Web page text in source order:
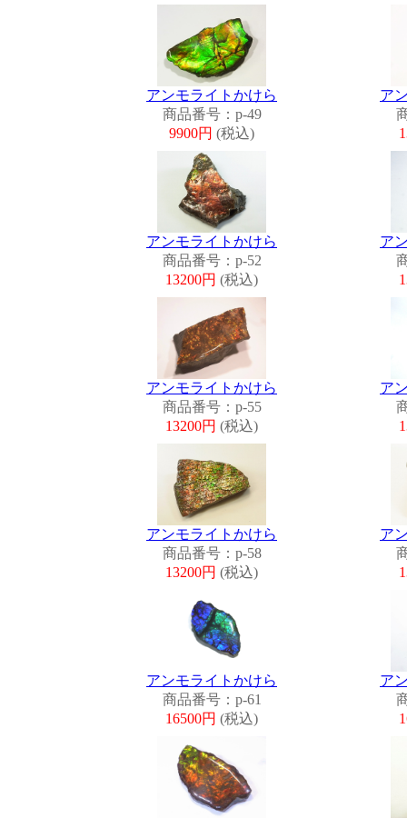
アンモライトかけら
商品番号：p-49
9900円 (税込)
ア
アンモライトかけら
商品番号：p-52
13200円 (税込)
ア
アンモライトかけら
商品番号：p-55
13200円 (税込)
ア
アンモライトかけら
商品番号：p-58
13200円 (税込)
ア
アンモライトかけら
商品番号：p-61
16500円 (税込)
ア